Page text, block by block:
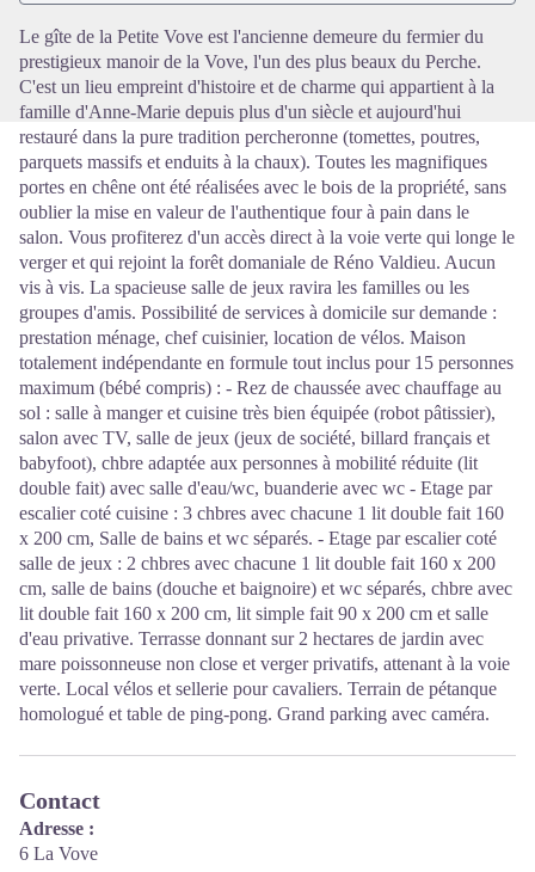
Le gîte de la Petite Vove est l'ancienne demeure du fermier du
prestigieux manoir de la Vove, l'un des plus beaux du Perche.
C'est un lieu empreint d'histoire et de charme qui appartient à la
famille d'Anne-Marie depuis plus d'un siècle et aujourd'hui
restauré dans la pure tradition percheronne (tomettes, poutres,
parquets massifs et enduits à la chaux). Toutes les magnifiques
portes en chêne ont été réalisées avec le bois de la propriété, sans
oublier la mise en valeur de l'authentique four à pain dans le
salon. Vous profiterez d'un accès direct à la voie verte qui longe le
verger et qui rejoint la forêt domaniale de Réno Valdieu. Aucun
vis à vis. La spacieuse salle de jeux ravira les familles ou les
groupes d'amis. Possibilité de services à domicile sur demande :
prestation ménage, chef cuisinier, location de vélos. Maison
totalement indépendante en formule tout inclus pour 15 personnes
maximum (bébé compris) : - Rez de chaussée avec chauffage au
sol : salle à manger et cuisine très bien équipée (robot pâtissier),
salon avec TV, salle de jeux (jeux de société, billard français et
babyfoot), chbre adaptée aux personnes à mobilité réduite (lit
double fait) avec salle d'eau/wc, buanderie avec wc - Etage par
escalier coté cuisine : 3 chbres avec chacune 1 lit double fait 160
x 200 cm, Salle de bains et wc séparés. - Etage par escalier coté
salle de jeux : 2 chbres avec chacune 1 lit double fait 160 x 200
cm, salle de bains (douche et baignoire) et wc séparés, chbre avec
lit double fait 160 x 200 cm, lit simple fait 90 x 200 cm et salle
d'eau privative. Terrasse donnant sur 2 hectares de jardin avec
mare poissonneuse non close et verger privatifs, attenant à la voie
verte. Local vélos et sellerie pour cavaliers. Terrain de pétanque
homologué et table de ping-pong. Grand parking avec caméra.
Contact
Adresse :
6 La Vove